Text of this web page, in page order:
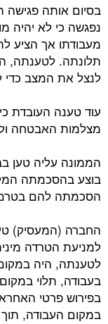
בסיום אותה פגישה
נפגשה כי לא יהיה
מעבודתו אך הציע
תלונתה. לטענתה,
לנצל את המצב
עוד טענה העובדת
מצלמות האבטחה
הממונה עליה טען
בוצע בהסכמתה
הסכמתה להם
החברה (המעסיק)
למניעת הטרדה
לטענתה, היה
בעבודה, תלוי
בפירוש פרטי
במקום העבודה,